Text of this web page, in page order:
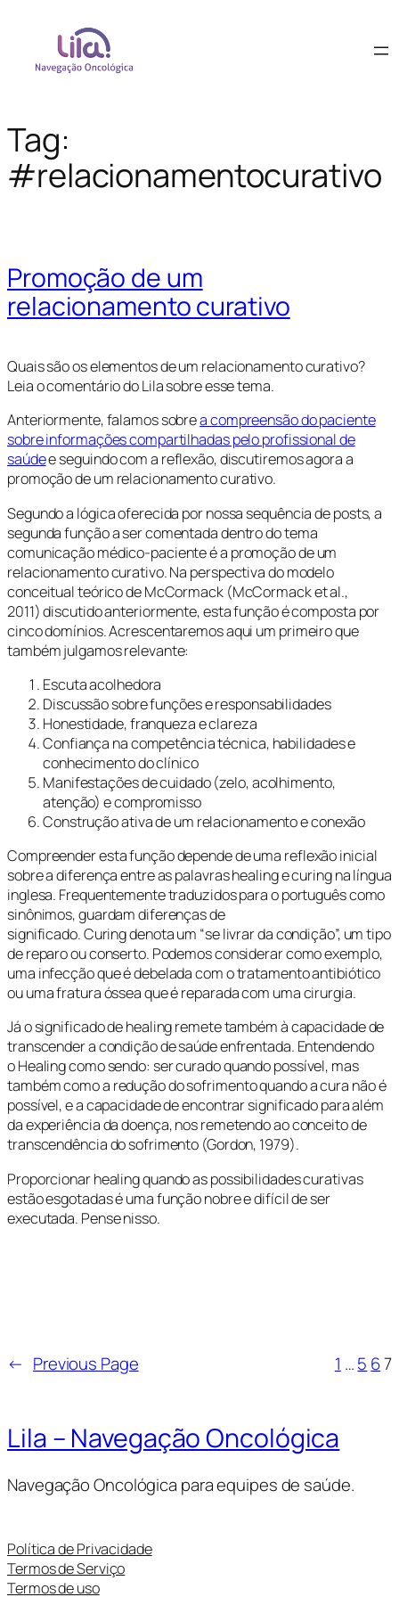
Tag:
#relacionamentocurativo
Promoção de um
relacionamento curativo
Quais são os elementos de um relacionamento curativo?
Leia o comentário do Lila sobre esse tema.
Anteriormente, falamos sobrea compreensão do paciente
sobre informações compartilhadas pelo profissional de
saúdee seguindo com a reflexão, discutiremos agora a
promoção de um relacionamento curativo.
Segundo a lógica oferecida por nossa sequência de posts, a
segunda função a ser comentada dentro do tema
comunicação médico-paciente é a promoção de um
relacionamento curativo. Na perspectiva do modelo
conceitual teórico de McCormack (McCormack et al.,
2011) discutido anteriormente, esta função é composta por
cinco domínios. Acrescentaremos aqui um primeiro que
também julgamos relevante:
Escuta acolhedora
Discussão sobre funções e responsabilidades
Honestidade, franqueza e clareza
Confiança na competência técnica, habilidades e
conhecimento do clínico
Manifestações de cuidado (zelo, acolhimento,
atenção) e compromisso
Construção ativa de um relacionamento e conexão
Compreender esta função depende de uma reflexão inicial
sobre a diferença entre as palavrashealingecuringna língua
inglesa. Frequentemente traduzidos para o português como
sinônimos, guardam diferenças de
significado.Curingdenota um “se livrar da condição”, um tipo
de reparo ou conserto. Podemos considerar como exemplo,
uma infecção que é debelada com o tratamento antibiótico
ou uma fratura óssea que é reparada com uma cirurgia.
Já o significado dehealingremete também à capacidade de
transcender a condição de saúde enfrentada. Entendendo
oHealingcomo sendo: ser curado quando possível, mas
também como a redução do sofrimento quando a cura não é
possível, e a capacidade de encontrar significado para além
da experiência da doença, nos remetendo ao conceito de
transcendência do sofrimento (Gordon, 1979).
Proporcionarhealingquando as possibilidades curativas
estão esgotadas é uma função nobre e difícil de ser
executada. Pense nisso.
← Previous Page 1 …5 67
Lila – Navegação Oncológica
Navegação Oncológica para equipes de saúde.
Política de Privacidade
Termos de Serviço
Termos de uso